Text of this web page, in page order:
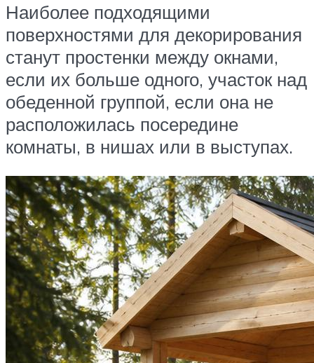
Наиболее подходящими
поверхностями для декорирования
станут простенки между окнами,
если их больше одного, участок над
обеденной группой, если она не
расположилась посередине
комнаты, в нишах или в выступах.